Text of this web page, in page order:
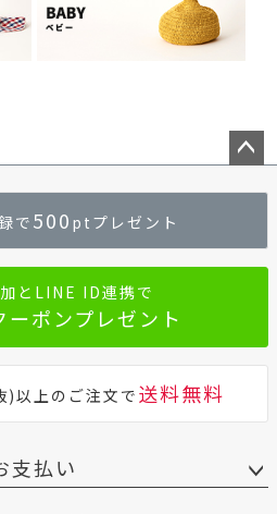
ジト
へ
で500 ptプレゼント
とLINE ID連携で
ポンプレゼント
以上のご注文で 送料無料
支払い